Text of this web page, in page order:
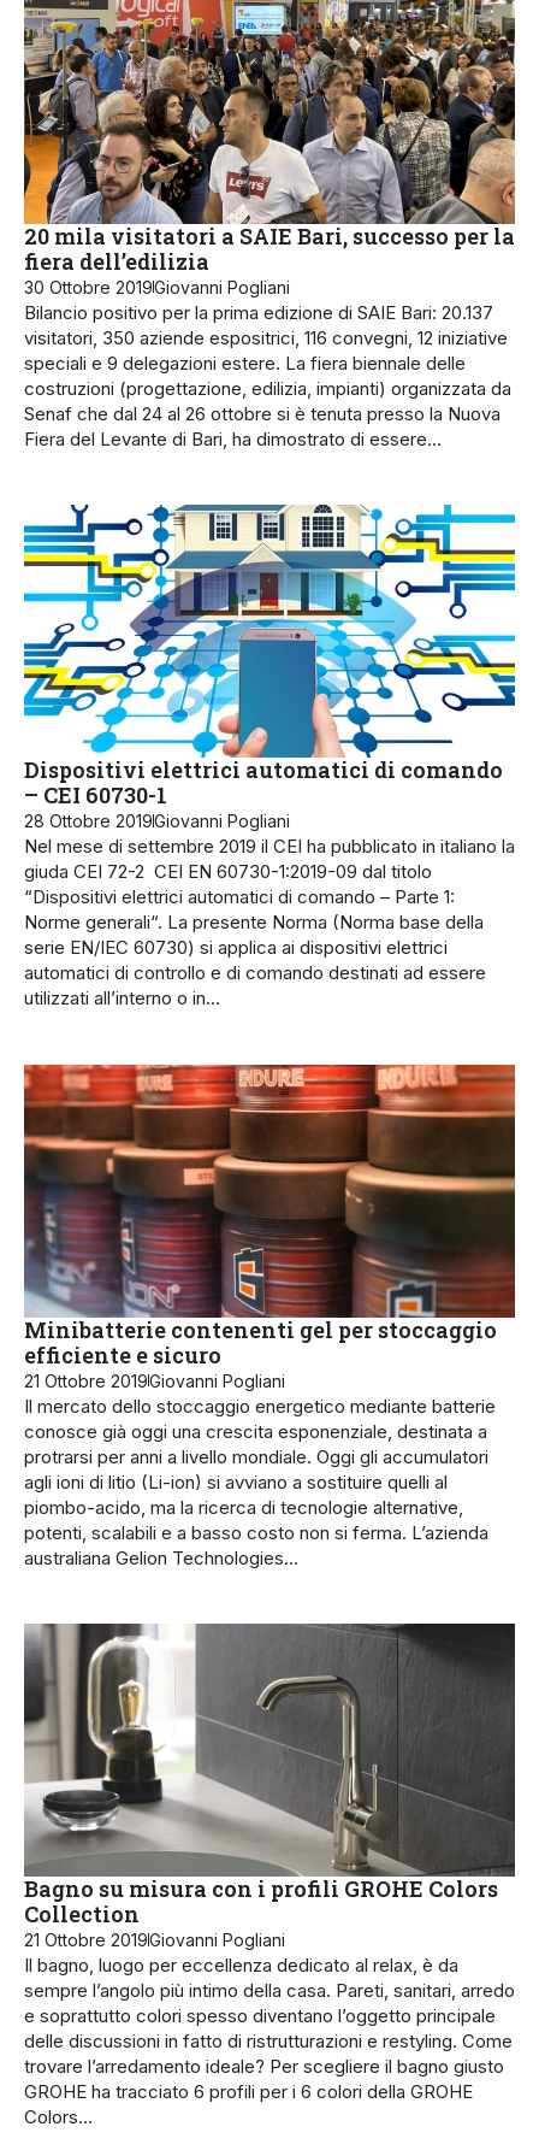
20 mila visitatori a SAIE Bari, successo per la
fiera dell’edilizia
30 Ottobre 2019Giovanni Pogliani
Bilancio positivo per la prima edizione di SAIE Bari: 20.137
visitatori, 350 aziende espositrici, 116 convegni, 12 iniziative
speciali e 9 delegazioni estere. La fiera biennale delle
costruzioni (progettazione, edilizia, impianti) organizzata da
Senaf che dal 24 al 26 ottobre si è tenuta presso la Nuova
Fiera del Levante di Bari, ha dimostrato di essere…
Dispositivi elettrici automatici di comando
– CEI 60730-1
28 Ottobre 2019Giovanni Pogliani
Nel mese di settembre 2019 il CEI ha pubblicato in italiano la
giuda CEI 72-2 CEI EN 60730-1:2019-09 dal titolo
“Dispositivi elettrici automatici di comando – Parte 1:
Norme generali“. La presente Norma (Norma base della
serie EN/IEC 60730) si applica ai dispositivi elettrici
automatici di controllo e di comando destinati ad essere
utilizzati all’interno o in…
Minibatterie contenenti gel per stoccaggio
efficiente e sicuro
21 Ottobre 2019Giovanni Pogliani
Il mercato dello stoccaggio energetico mediante batterie
conosce già oggi una crescita esponenziale, destinata a
protrarsi per anni a livello mondiale. Oggi gli accumulatori
agli ioni di litio (Li-ion) si avviano a sostituire quelli al
piombo-acido, ma la ricerca di tecnologie alternative,
potenti, scalabili e a basso costo non si ferma. L’azienda
australiana Gelion Technologies…
Bagno su misura con i profili GROHE Colors
Collection
21 Ottobre 2019Giovanni Pogliani
Il bagno, luogo per eccellenza dedicato al relax, è da
sempre l’angolo più intimo della casa. Pareti, sanitari, arredo
e soprattutto colori spesso diventano l’oggetto principale
delle discussioni in fatto di ristrutturazioni e restyling. Come
trovare l’arredamento ideale? Per scegliere il bagno giusto
GROHE ha tracciato 6 profili per i 6 colori della GROHE
Colors…